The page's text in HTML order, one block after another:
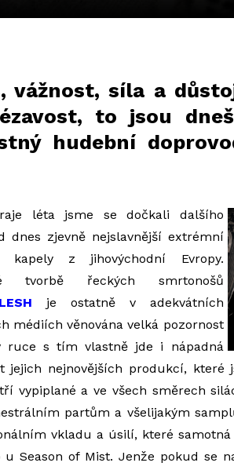
vážnost, síla a
to jsou
hudební
léta jsme se dočkali dalšího
dnes zjevně nejslavnější extrémní
kapely z jihovýchodní Evropy.
tvorbě řeckých smrtonošů
je ostatně v adekvátních
médiích věnována velká pozornost
s tím vlastně jde i nápadná
jejich nejnovějších produkcí, které
vypiplané a ve všech směrech
partům a všelijakým
vkladu a úsilí, které
u Season of Mist. Jenže pokud se